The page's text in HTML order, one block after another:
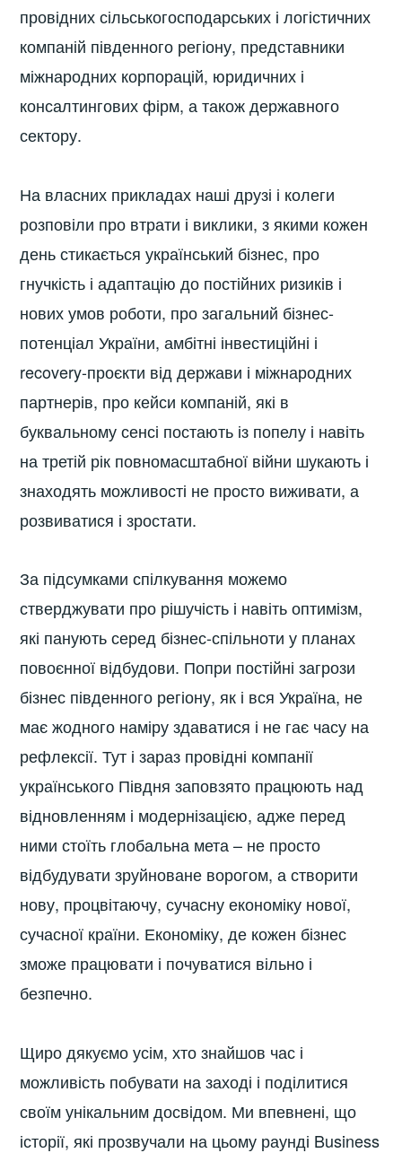
провідних сільськогосподарських і логістичних
компаній південного регіону, представники
міжнародних корпорацій, юридичних і
консалтингових фірм, а також державного
сектору.
На власних прикладах наші друзі і колеги
розповіли про втрати і виклики, з якими кожен
день стикається український бізнес, про
гнучкість і адаптацію до постійних ризиків і
нових умов роботи, про загальний бізнес-
потенціал України, амбітні інвестиційні і
recovery-проєкти від держави і міжнародних
партнерів, про кейси компаній, які в
буквальному сенсі постають із попелу і навіть
на третій рік повномасштабної війни шукають і
знаходять можливості не просто виживати, а
розвиватися і зростати.
За підсумками спілкування можемо
стверджувати про рішучість і навіть оптимізм,
які панують серед бізнес-спільноти у планах
повоєнної відбудови. Попри постійні загрози
бізнес південного регіону, як і вся Україна, не
має жодного наміру здаватися і не гає часу на
рефлексії. Тут і зараз провідні компанії
українського Півдня заповзято працюють над
відновленням і модернізацією, адже перед
ними стоїть глобальна мета – не просто
відбудувати зруйноване ворогом, а створити
нову, процвітаючу, сучасну економіку нової,
сучасної країни. Економіку, де кожен бізнес
зможе працювати і почуватися вільно і
безпечно.
Щиро дякуємо усім, хто знайшов час і
можливість побувати на заході і поділитися
своїм унікальним досвідом. Ми впевнені, що
історії, які прозвучали на цьому раунді Business